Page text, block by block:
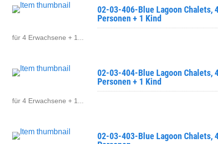
02-03-406-Blue Lagoon Chalets,
Personen + 1 Kind
für 4 Erwachsene + 1...
02-03-404-Blue Lagoon Chalets,
Personen + 1 Kind
für 4 Erwachsene + 1...
02-03-403-Blue Lagoon Chalets,